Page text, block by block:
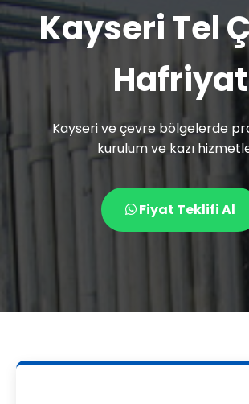
Kayseri Tel
Hafriyat
Kayseri ve çevre bölgelerde
kurulum ve kazı
Fiyat Teklifi Al